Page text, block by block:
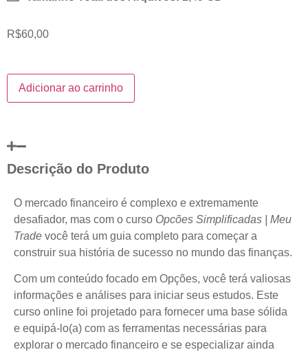
R$60,00
Adicionar ao carrinho
Descrição do Produto
O mercado financeiro é complexo e extremamente
desafiador, mas com o curso Opcões Simplificadas | Meu
Trade você terá um guia completo para começar a
construir sua história de sucesso no mundo das finanças.
Com um conteúdo focado em Opções, você terá valiosas
informações e análises para iniciar seus estudos. Este
curso online foi projetado para fornecer uma base sólida
e equipá-lo(a) com as ferramentas necessárias para
explorar o mercado financeiro e se especializar ainda